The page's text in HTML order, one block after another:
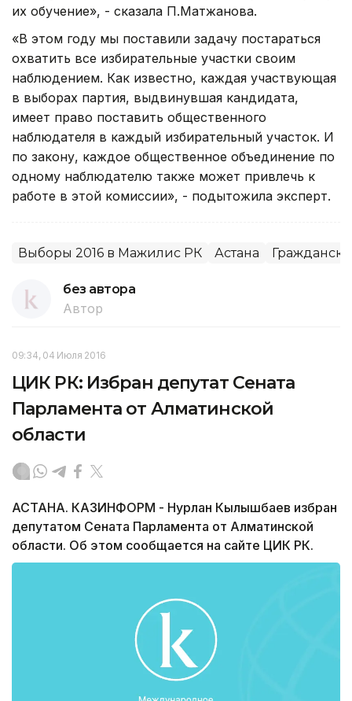
их обучение», - сказала П.Матжанова.
«В этом году мы поставили задачу постараться
охватить все избирательные участки своим
наблюдением. Как известно, каждая участвующая
в выборах партия, выдвинувшая кандидата,
имеет право поставить общественного
наблюдателя в каждый избирательный участок. И
по закону, каждое общественное объединение по
одному наблюдателю также может привлечь к
работе в этой комиссии», - подытожила эксперт.
Выборы 2016 в Мажилис РК Астана
без автора
Автор
09:34, 04 Июля 2016
ЦИК РК: Избран депутат Сената
Парламента от Алматинской
области
АСТАНА. КАЗИНФОРМ - Нурлан Кылышбаев избран
депутатом Сената Парламента от Алматинской
области. Об этом сообщается на сайте ЦИК РК.